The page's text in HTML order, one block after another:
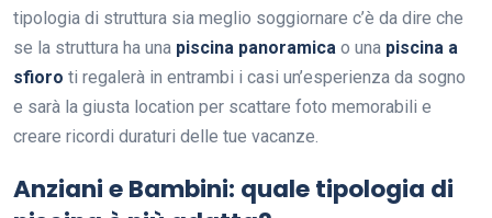
tipologia di struttura sia meglio soggiornare c’è da dire che
se la struttura ha una piscina panoramica o una piscina a
sfioro ti regalerà in entrambi i casi un’esperienza da sogno
e sarà la giusta location per scattare foto memorabili e
creare ricordi duraturi delle tue vacanze.
Anziani e Bambini: quale tipologia di